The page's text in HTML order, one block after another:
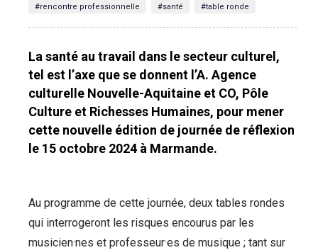
#rencontre professionnelle #santé #table ronde
La santé au travail dans le secteur culturel,
tel est l’axe que se donnent l’A. Agence
culturelle Nouvelle-Aquitaine et CO, Pôle
Culture et Richesses Humaines, pour mener
cette nouvelle édition de journée de réflexion
le 15 octobre 2024 à Marmande.
Au programme de cette journée, deux tables rondes
qui interrogeront les risques encourus par les
musicien·nes et professeur·es de musique ; tant sur